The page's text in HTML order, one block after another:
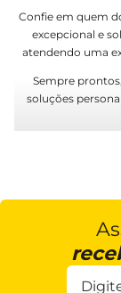
Confie em quem
excepcional e
atendendo uma
Sempre
soluções
Ligue agora ou